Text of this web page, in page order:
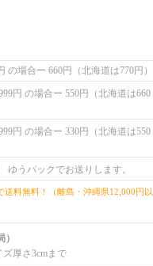
の場合ー 660円（北海道は770円）
円 の場合ー 550円（北海道は660
円 の場合ー 330円（北海道は550
うパックでお送りします。
料無料！（離島・沖縄県12,000円以
厚さ3cmまで